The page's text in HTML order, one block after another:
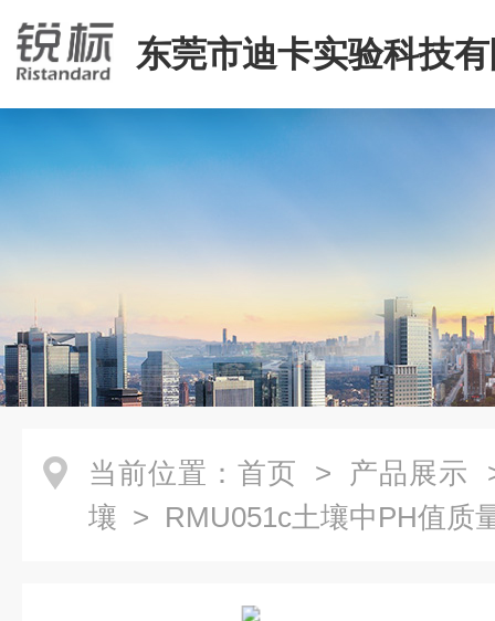
东莞市迪卡实验科技
当前位置： 首页 > 产品展示
壤 > RMU051c土壤中PH值质